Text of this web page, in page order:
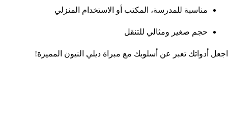
مناسبة للمدرسة، المكتب أو الاستخدام المنزلي
حجم صغير ومثالي للتنقل
اجعل أدواتك تعبر عن أسلوبك مع مبراة ديلي النيون المميزة!